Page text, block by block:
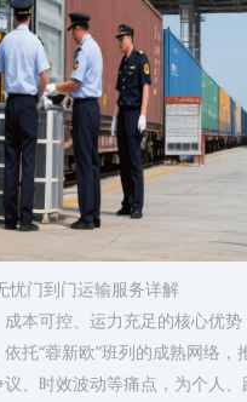
忧门到门运输服务详解
本可控、运力充足的核心优
托“蓉新欧”班列的成熟网络
、时效波动等痛点，为个人